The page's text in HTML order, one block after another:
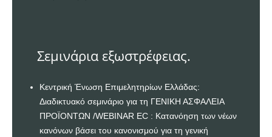
Σεμινάρια εξωστρέφειας.
Κεντρική Ένωση Επιμελητηρίων Ελλάδας:
Διαδικτυακό σεμινάριο για τη ΓΕΝΙΚΗ ΑΣΦΑΛΕΙΑ
ΠΡΟΪΟΝΤΩΝ /WEBINAR EC : Κατανόηση των νέων
κανόνων βάσει του κανονισμού για τη γενική